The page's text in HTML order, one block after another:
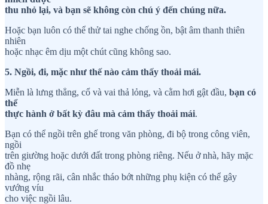
thu nhỏ lại, và bạn sẽ không còn chú ý đến chúng nữa.
Hoặc bạn luôn có thể thử tai nghe chống ồn, bật âm thanh thiên
nhiên
hoặc nhạc êm dịu một chút cũng không sao.
5. Ngồi, đi, mặc như thế nào cảm thấy thoải mái.
Miễn là lưng thẳng, cổ và vai thả lỏng, và cằm hơi gật đầu, bạn có
thể
thực hành ở bất kỳ đâu mà cảm thấy thoải mái.
Bạn có thể ngồi trên ghế trong văn phòng, đi bộ trong công viên,
ngồi
trên giường hoặc dưới đất trong phòng riêng. Nếu ở nhà, hãy mặc
đồ nhẹ
nhàng, rộng rãi, cân nhắc tháo bớt những phụ kiện có thể gây
vướng víu
cho việc ngồi lâu.